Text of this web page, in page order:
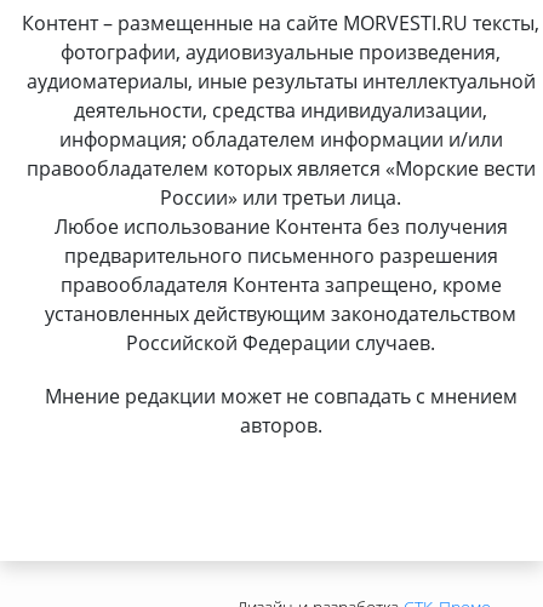
Контент – размещенные на сайте MORVESTI.RU тексты,
фотографии, аудиовизуальные произведения,
аудиоматериалы, иные результаты интеллектуальной
деятельности, средства индивидуализации,
информация; обладателем информации и/или
правообладателем которых является «Морские вести
России» или третьи лица.
Любое использование Контента без получения
предварительного письменного разрешения
правообладателя Контента запрещено, кроме
установленных действующим законодательством
Российской Федерации случаев.
Мнение редакции может не совпадать с мнением
авторов.